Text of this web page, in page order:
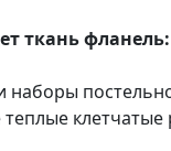
ткань фланель:
теплые